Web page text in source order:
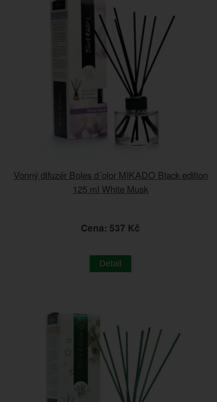
Vonný difuzér Boles d´olor MIKADO Black edition
125 ml White Musk
Cena: 537 Kč
Detail